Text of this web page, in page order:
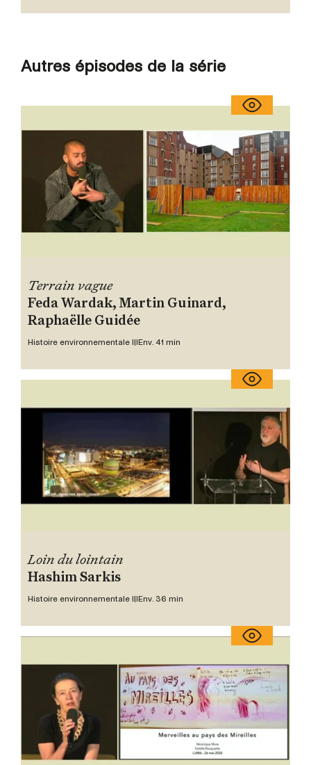
Autres épisodes de la série
Terrain vague
Feda Wardak, Martin Guinard,
Raphaëlle Guidée
Histoire environnementale IIIEnv. 41 min
Loin du lointain
Hashim Sarkis
Histoire environnementale III Env. 36 min